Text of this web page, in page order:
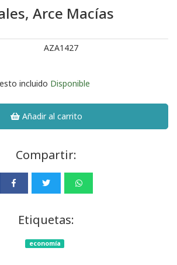
Arce Macías
AZA1427
incluido Disponible
Añadir al carrito
Compartir:
Etiquetas:
economía